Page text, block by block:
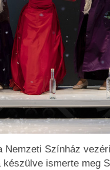
Nemzeti Színház
készülve ismerte meg